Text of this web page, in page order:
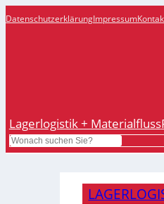
DatenschutzerklärungImpressum
Lagerlogistik + Materialfluss
Search